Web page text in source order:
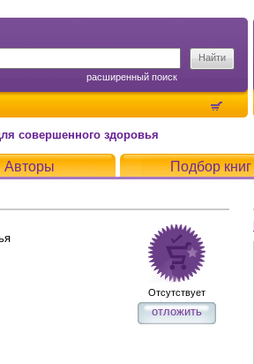
расширенный поиск
совершенного здоровья
Авторы Подбор книг
Отсутствует
отложить